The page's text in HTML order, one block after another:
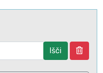
Išči